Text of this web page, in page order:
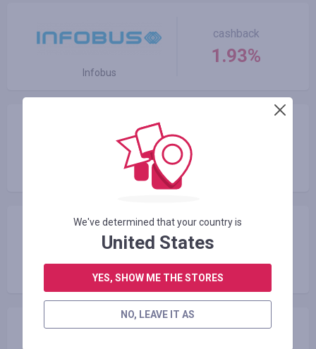
Infobus
cashback
1.93%
hasta 6.50%
Geekbuying.com
cashback
hasta 2.00%
We've determined that your country is
United States
YES, SHOW ME THE STORES
NO, LEAVE IT AS